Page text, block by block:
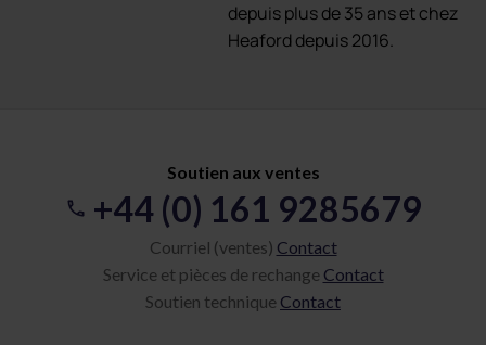
depuis plus de 35 ans et chez
Heaford depuis 2016.
Soutien aux ventes
+44 (0) 161 9285679
Courriel (ventes) Contact
Service et pièces de rechange Contact
Soutien technique Contact